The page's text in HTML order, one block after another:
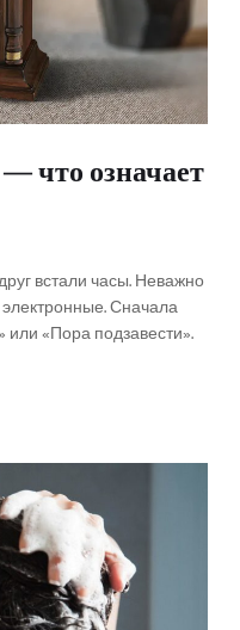
что означает
встали часы. Неважно
Сначала
или «Пора подзавести».